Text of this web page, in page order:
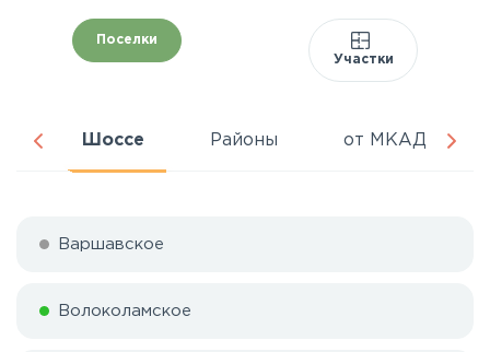
Поселки
Участки
Шоссе Районы от МКАД
Варшавское
Волоколамское